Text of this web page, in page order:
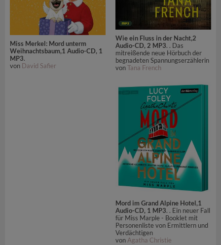
Miss Merkel: Mord unterm
Weihnachtsbaum,1 Audio-CD, 1
MP3.
von David Safier
Wie ein Fluss in der Nacht,2
Audio-CD, 2 MP3. . Das
mitreißende neue Hörbuch der
begnadeten Spannungserzählerin
vonTana French
Mord im Grand Alpine Hotel,1
Audio-CD, 1 MP3. . Ein neuer Fall
für Miss Marple - Booklet mit
Personenliste von Ermittlern und
Verdächtigen
vonAgatha Christie